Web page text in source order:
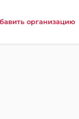
организацию